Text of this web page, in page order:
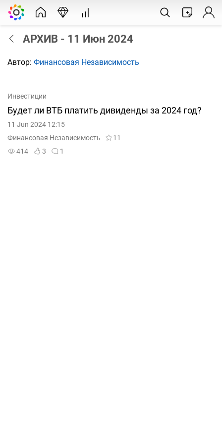
АРХИВ - 11 Июн 2024
Автор: Финансовая Независимость
Инвестиции
Будет ли ВТБ платить дивиденды за 2024 год?
11 Jun 2024 12:15
Финансовая Независимость
11
414
3 1